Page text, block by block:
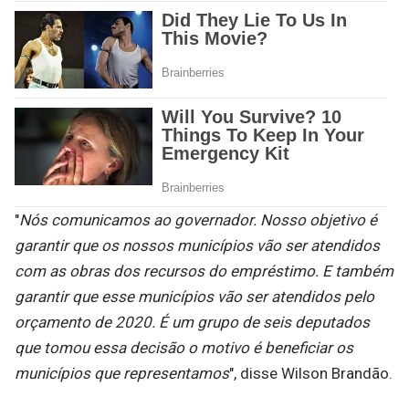
"Nós comunicamos ao governador. Nosso objetivo é
garantir que os nossos municípios vão ser atendidos
com as obras dos recursos do empréstimo. E também
garantir que esse municípios vão ser atendidos pelo
orçamento de 2020. É um grupo de seis deputados
que tomou essa decisão o motivo é beneficiar os
municípios que representamos", disse Wilson Brandão.